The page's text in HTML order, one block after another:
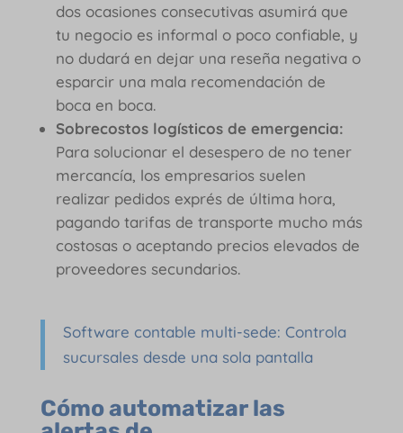
dos ocasiones consecutivas asumirá que
tu negocio es informal o poco confiable, y
no dudará en dejar una reseña negativa o
esparcir una mala recomendación de
boca en boca.
Sobrecostos logísticos de emergencia:
Para solucionar el desespero de no tener
mercancía, los empresarios suelen
realizar pedidos exprés de última hora,
pagando tarifas de transporte mucho más
costosas o aceptando precios elevados de
proveedores secundarios.
Software contable multi-sede: Controla
sucursales desde una sola pantalla
Cómo automatizar las